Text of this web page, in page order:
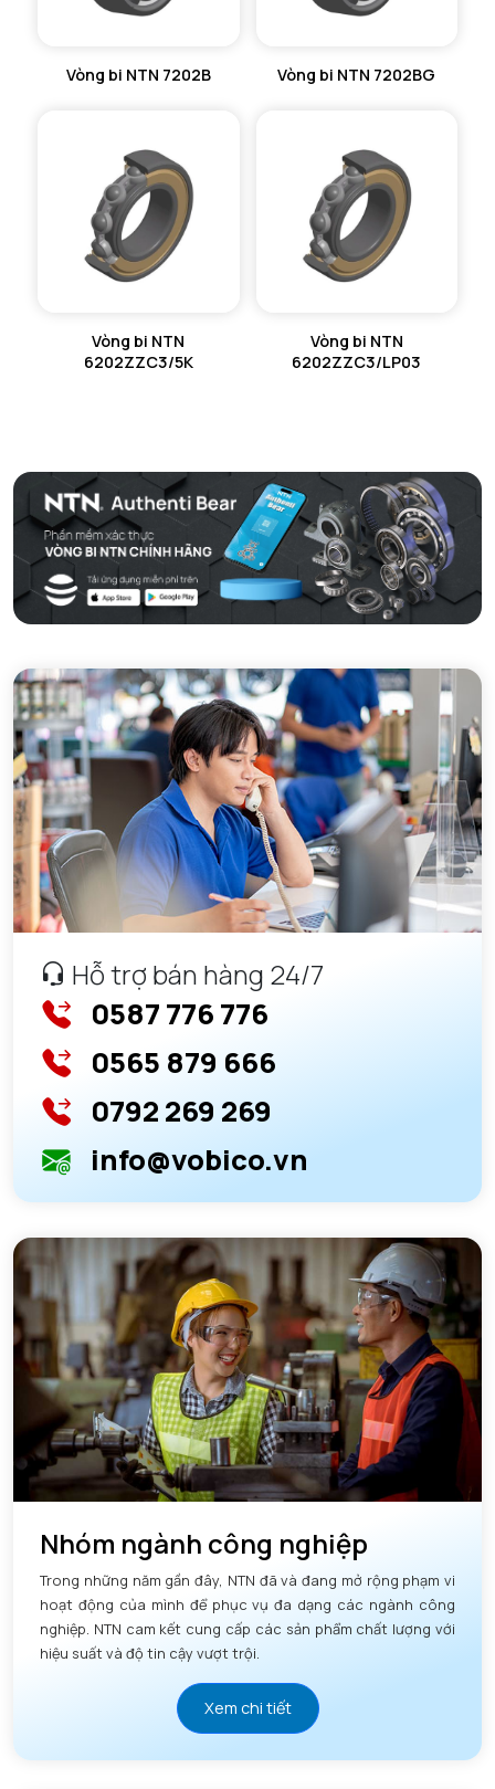
Vòng bi NTN 7202B Vòng bi NTN 7202BG
Vòng bi NTN
6202ZZC3/5K
Vòng bi NTN
6202ZZC3/LP03
Hỗ trợ bán hàng 24/7
0587 776 776
0565 879 666
0792 269 269
info@vobico.vn
Nhóm ngành công nghiệp
Trong những năm gần đây, NTN đã và đang mở rộng phạm vi
hoạt động của mình để phục vụ đa dạng các ngành công
nghiệp. NTN cam kết cung cấp các sản phẩm chất lượng với
hiệu suất và độ tin cậy vượt trội.
Xem chi tiết